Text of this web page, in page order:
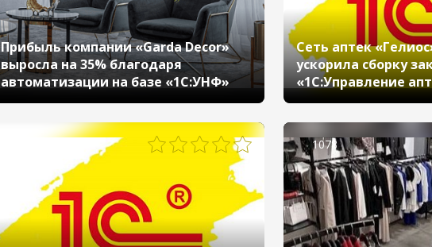
Прибыль компании «Garda Decor»
выросла на 35% благодаря
автоматизации на базе «1С:УНФ»
Сеть аптек
ускорила сборку
«1С:Управление
1078